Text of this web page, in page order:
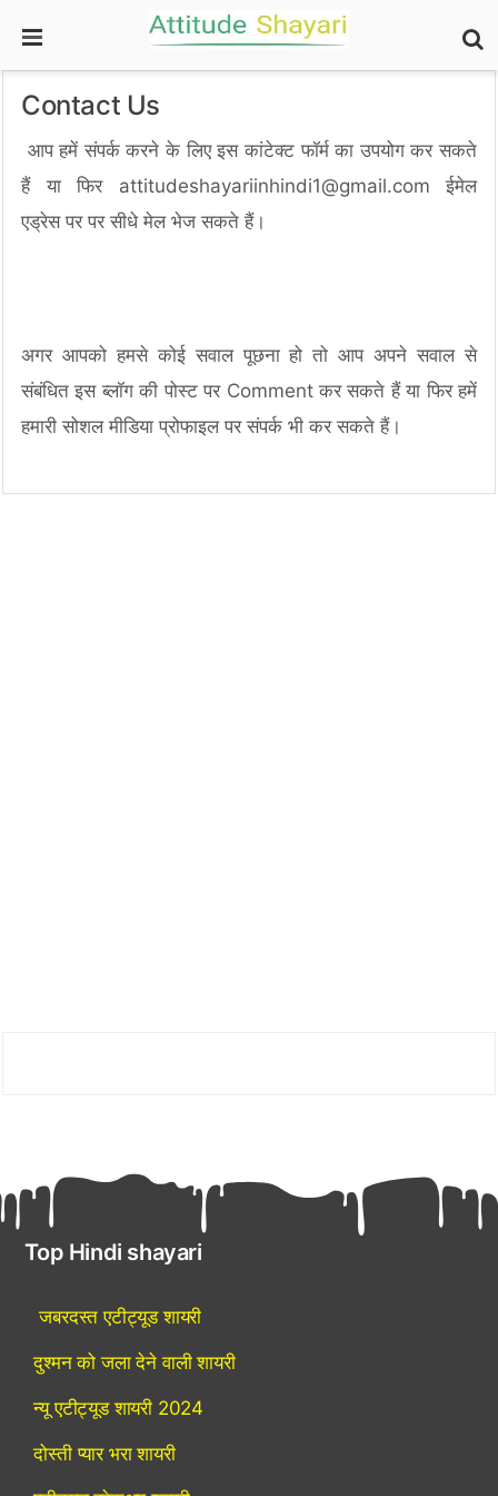
Contact Us
आप हमें संपर्क करने के लिए इस कांटेक्ट फॉर्म का उपयोग कर सकते
हैं या फिर attitudeshayariinhindi1@gmail.com ईमेल
एड्रेस पर पर सीधे मेल भेज सकते हैं।
अगर आपको हमसे कोई सवाल पूछना हो तो आप अपने सवाल से
संबंधित इस ब्लॉग की पोस्ट पर Comment कर सकते हैं या फिर हमें
हमारी सोशल मीडिया प्रोफाइल पर संपर्क भी कर सकते हैं।
Top Hindi shayari
जबरदस्त एटीट्यूड शायरी
दुश्मन को जला देने वाली शायरी
न्यू एटीट्यूड शायरी 2024
दोस्ती प्यार भरा शायरी